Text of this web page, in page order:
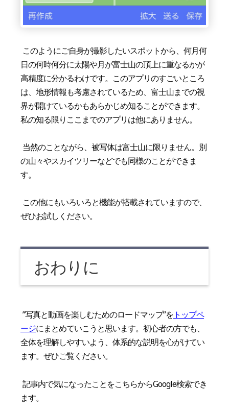
このようにご自身が撮影したいスポットから、何月何
日の何時何分に太陽や月が富士山の頂上に重なるかが
高精度に分かるわけです。このアプリのすごいところ
は、地形情報も考慮されているため、富士山までの視
界が開けているかもあらかじめ知ることができます。
私の知る限りここまでのアプリは他にありません。
当然のことながら、被写体は富士山に限りません。別
の山々やスカイツリーなどでも同様のことができま
す。
この他にもいろいろと機能が搭載されていますので、
ぜひお試しください。
おわりに
”写真と動画を楽しむためのロードマップ”を トップペ
ージにまとめていこうと思います。初心者の方でも、
全体を理解しやすいよう、体系的な説明を心がけてい
ます。ぜひご覧ください。
記事内で気になったことをこちらからGoogle検索でき
ます。